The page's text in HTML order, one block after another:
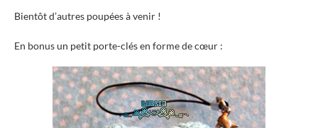
Bientôt d’autres poupées à venir !
En bonus un petit porte-clés en forme de cœur :